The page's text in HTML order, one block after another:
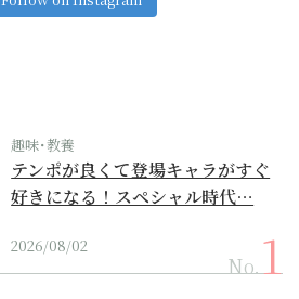
趣味･教養
テンポが良くて登場キャラがすぐ
好きになる！スペシャル時代…
2026/08/02
No.